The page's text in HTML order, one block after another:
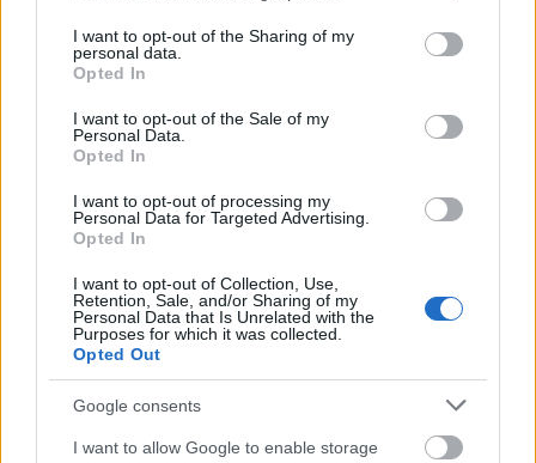
not limited to your visit or usage behaviour. You may click to
grant or deny consent to Google and its third-party tags to
use your data for below specified purposes in below Google
consent section.
I want to opt-out of the Sharing of my
personal data.
Opted In
I want to opt-out of the Sale of my
Personal Data.
Opted In
I want to opt-out of processing my
Personal Data for Targeted Advertising.
Opted In
I want to opt-out of Collection, Use,
Retention, Sale, and/or Sharing of my
Personal Data that Is Unrelated with the
Purposes for which it was collected.
Opted Out
Google consents
I want to allow Google to enable storage
Η Lipa είναι γνωστή για τα ιδιαίτερα manicure της
και ως performer λατρεύει να τα συνδυάζει με το
εκκεντρικά looks που υιοθετεί πάνω στη σκηνή.
Εμείς για να είμαστε ειλικρινείς εντυπωσιαστήκαμε